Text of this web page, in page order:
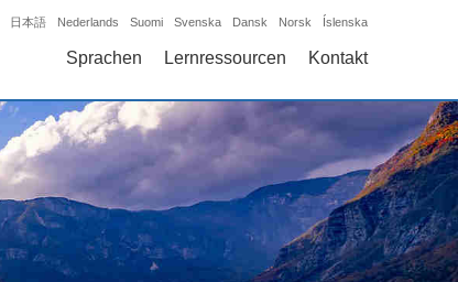
日本語 Nederlands Suomi Svenska Dansk Norsk Íslenska
Sprachen Lernressourcen Kontakt